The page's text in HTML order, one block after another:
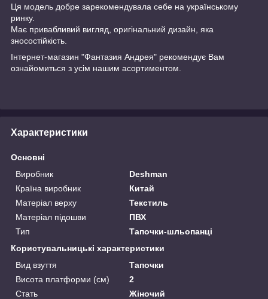
Ця модель добре зарекомендувала себе на українському
ринку.
Має привабливий вигляд, оригінальний дизайн, яка
зносостійкість.
Інтернет-магазин "Фантазия Андрея" рекомендує Вам
ознайомиться з усім нашим асортиментом.
Характеристики
Основні
Виробник
Deshman
Країна виробник
Китай
Матеріал верху
Текстиль
Матеріал підошви
ПВХ
Тип
Тапочки-шльопанці
Користувальницькі характеристики
Вид взуття
Тапочки
Висота платформи (см)
2
Стать
Жіночий